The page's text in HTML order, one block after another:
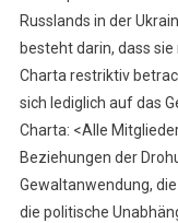
Russlands in der
besteht darin, dass
Charta restriktiv
sich lediglich auf das
Charta: <Alle
Beziehungen der
Gewaltanwendung,
die politische